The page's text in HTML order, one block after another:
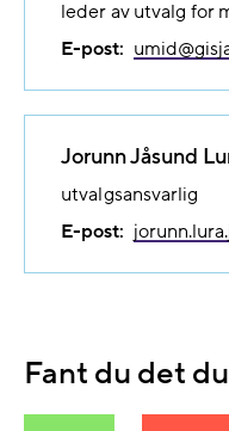
leder av utvalg for
E-post:
Jorunn Jåsund
utvalgsansvarlig
E-post:
Fant du det